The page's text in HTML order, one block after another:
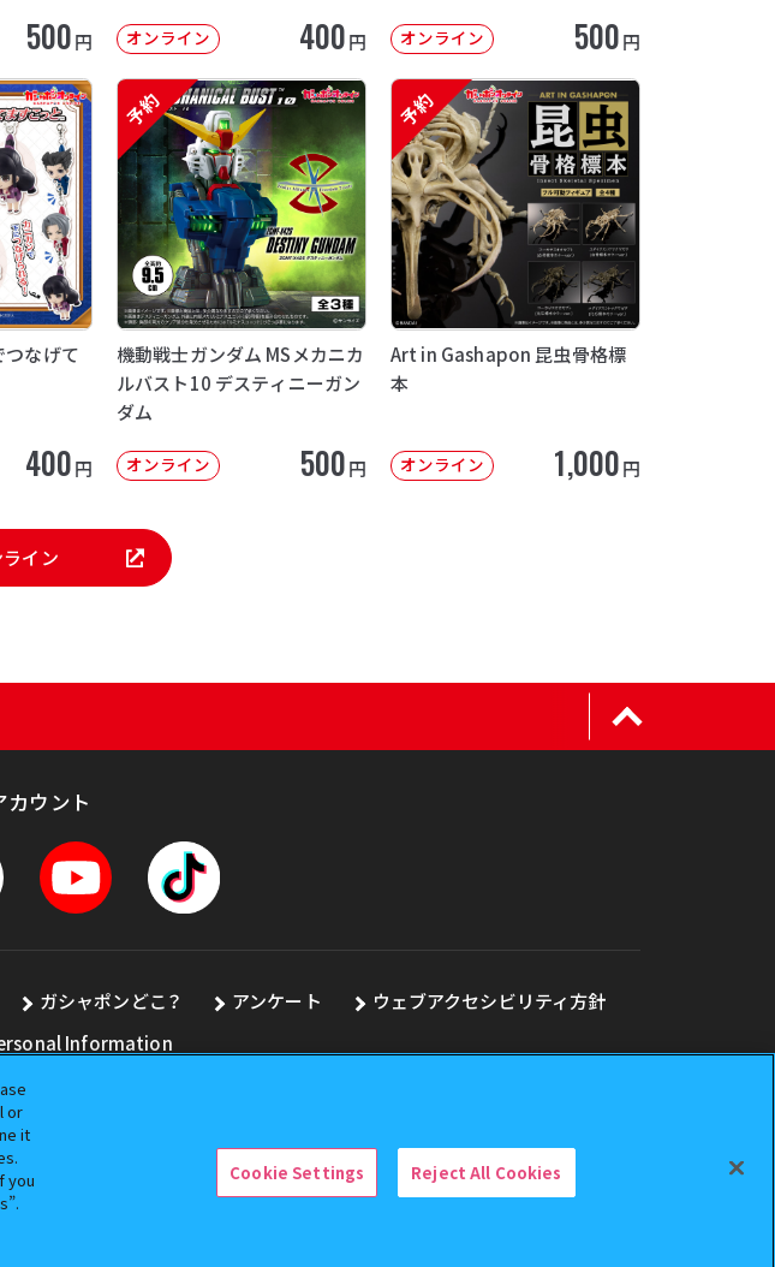
500円 オンライン 400円 オンライン 500円
なげて
400円
予約
機動戦士ガンダム MSメカニカ
ルバスト10 デスティニーガン
ダム
オンライン 500円
予約
Art in Gashapon 昆虫骨格標
本
オンライン 1,000円
イン
カウント
ガシャポンどこ？ アンケート
ウェブアクセシビリティ方針
Information
りします。
or
it
you
Cookie Settings Reject All Cookies